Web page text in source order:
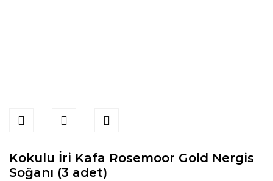
Kokulu İri Kafa Rosemoor Gold Nergis
Soğanı (3 adet)